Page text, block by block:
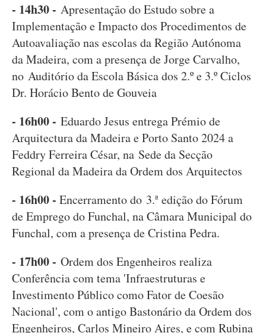
- 14h30 - Apresentação do Estudo sobre a
Implementação e Impacto dos Procedimentos de
Autoavaliação nas escolas da Região Autónoma
da Madeira, com a presença de Jorge Carvalho,
no Auditório da Escola Básica dos 2.º e 3.º Ciclos
Dr. Horácio Bento de Gouveia
- 16h00 - Eduardo Jesus entrega Prémio de
Arquitectura da Madeira e Porto Santo 2024 a
Feddry Ferreira César, na Sede da Secção
Regional da Madeira da Ordem dos Arquitectos
- 16h00 - Encerramento do 3.ª edição do Fórum
de Emprego do Funchal, na Câmara Municipal do
Funchal, com a presença de Cristina Pedra.
- 17h00 - Ordem dos Engenheiros realiza
Conferência com tema 'Infraestruturas e
Investimento Público como Fator de Coesão
Nacional', com o antigo Bastonário da Ordem dos
Engenheiros, Carlos Mineiro Aires, e com Rubina